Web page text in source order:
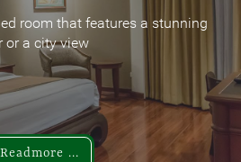
room that features a stunning
or a city view
Readmore ...
room that features a stunning
or a city view
Readmore ...